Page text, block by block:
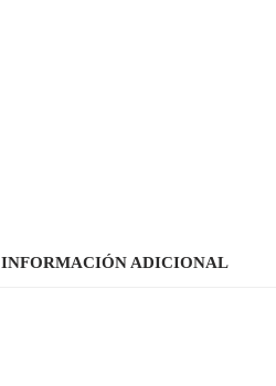
INFORMACIÓN ADICIONAL